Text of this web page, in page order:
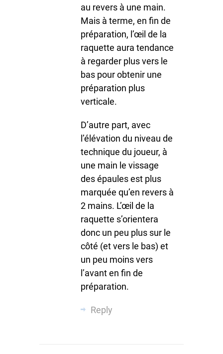
au revers à une main.
Mais à terme, en fin de
préparation, l’œil de la
raquette aura tendance
à regarder plus vers le
bas pour obtenir une
préparation plus
verticale.
D’autre part, avec
l’élévation du niveau de
technique du joueur, à
une main le vissage
des épaules est plus
marquée qu’en revers à
2 mains. L’œil de la
raquette s’orientera
donc un peu plus sur le
côté (et vers le bas) et
un peu moins vers
l’avant en fin de
préparation.
Reply